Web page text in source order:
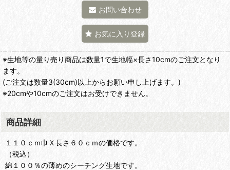
お問い合わせ
お気に入り登録
※生地等の量り売り商品は数量1で生地幅×長さ10cmのご注文となり
ます。
(ご注文は数量3(30cm)以上からお願い申し上げます。)
※20cmや10cmのご注文はお受けできません。
商品詳細
１１０ｃｍ巾Ｘ長さ６０ｃｍの価格です。
（税込）
綿１００％の薄めのシーチング生地です。